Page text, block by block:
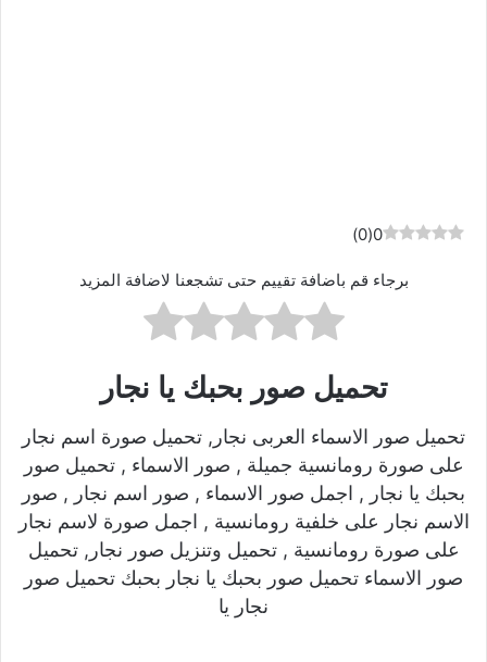
0
(
0
)
برجاء قم باضافة تقييم حتى تشجعنا لاضافة المزيد
تحميل صور بحبك يا نجار
تحميل صور الاسماء العربى نجار, تحميل صورة اسم نجار
على صورة رومانسية جميلة , صور الاسماء , تحميل صور
بحبك يا نجار , اجمل صور الاسماء , صور اسم نجار , صور
الاسم نجار على خلفية رومانسية , اجمل صورة لاسم نجار
على صورة رومانسية , تحميل وتنزيل صور نجار, تحميل
صور الاسماء تحميل صور بحبك يا نجار بحبك تحميل صور
نجار يا